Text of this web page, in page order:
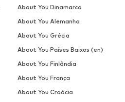
About You Dinamarca
About You Alemanha
About You Grécia
About You Países Baixos (en)
About You Finlândia
About You França
About You Croácia